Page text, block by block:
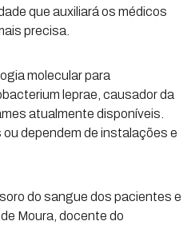
que auxiliará os médicos
precisa.
molecular para
leprae, causador da
atualmente disponíveis.
dependem de instalações e
do sangue dos pacientes e
Moura, docente do